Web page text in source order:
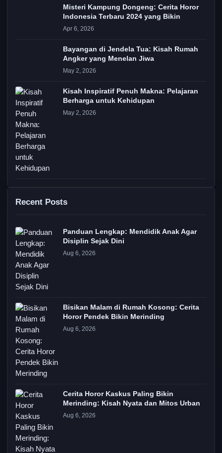
Misteri Kampung Dongeng: Cerita Horor
Indonesia Terbaru 2024 yang Bikin
Apr 6, 2026
Bayangan di Jendela Tua: Kisah Rumah
Angker yang Menelan Jiwa
May 2, 2026
Kisah Inspiratif Penuh Makna: Pelajaran
Berharga untuk Kehidupan
May 2, 2026
Recent Posts
Panduan Lengkap: Mendidik Anak Agar
Disiplin Sejak Dini
Aug 6, 2026
Bisikan Malam di Rumah Kosong: Cerita
Horor Pendek Bikin Merinding
Aug 6, 2026
Cerita Horor Kaskus Paling Bikin
Merinding: Kisah Nyata dan Mitos Urban
Aug 6, 2026